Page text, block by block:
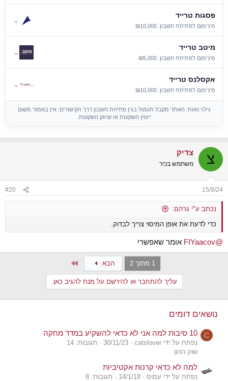
פסגות טרייד
מינימום לפתיחת חשבון: ₪10,000
⌄
מיטב טרייד
מינימום לפתיחת חשבון: ₪5,000
⌄
אקסלנס טרייד
מינימום לפתיחת חשבון: ₪10,000
⌄
גילוי נאות: האתר מקבל תגמול בגין פתיחת חשבון דרך הקישורים. אין באמור משום
ייעוץ השקעות או שיווק השקעות.
צ צדיק
משתמש בכיר
15/9/24
#20
נכתב ע"י גרהם:
כדי לדעת את אופן המיסוי צריך לבדוק.
@FIYaacov אומר שאפשרי
1 מתוך 2 הבא
עליך להתחבר או להירשם על מנת להגיב כאן.
נושאים דומים
C 10 סיבות למה אני לא כדאי להשקיע במדד מחקה
נפתח על ידי catslover 30/11/23
תגובות: 14
שוק ההון
למה לא כדאי קרנות אקטיביות
נפתח על ידי עמוס 14/1/18
תגובות: 8